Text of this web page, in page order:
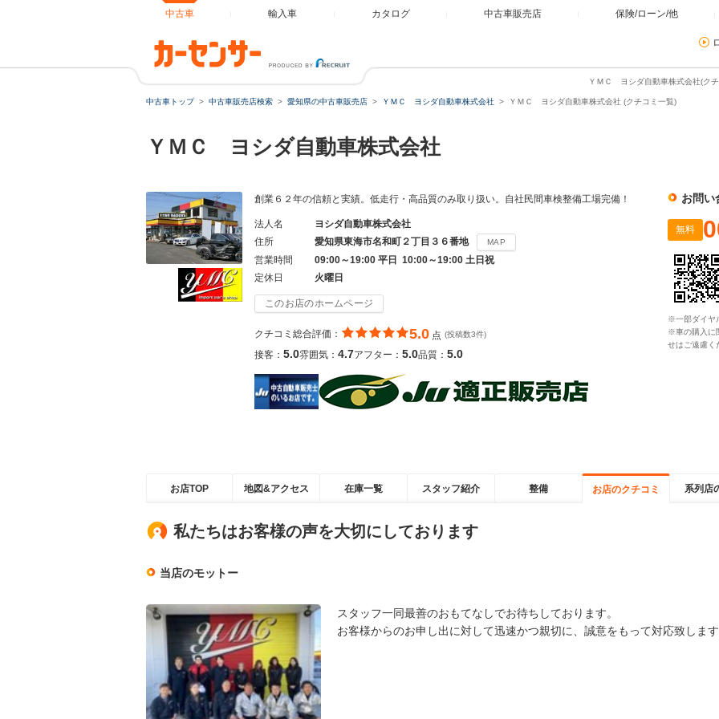
中古車 輸入車 カタログ 中古車販売店 保険/ローン/他
ＹＭＣ ヨシダ自動車株式会社(ク
中古車トップ 中古車販売店検索 愛知県の中古車販売店 ＹＭＣ ヨシダ自動車株式会社 ＹＭＣ ヨシダ自動車株式会社 (クチコミ一覧)
ＹＭＣ ヨシダ自動車株式会社
創業６２年の信頼と実績。低走行・高品質のみ取り扱い。自社民間車検整備工場完備！
法人名
ヨシダ自動車株式会社
住所
愛知県東海市名和町２丁目３６番地 MAP
営業時間
09:00～19:00 平日 10:00～19:00 土日祝
定休日
火曜日
このお店のホームページ
クチコミ総合評価： 5.0 点 (投稿数3件)
接客： 5.0雰囲気： 4.7アフター： 5.0品質： 5.0
お問い
無料
※一部ダイヤ
※車の購入に
せはご遠慮く
お店TOP 地図&アクセス 在庫一覧 スタッフ紹介 整備 お店のクチコミ 系列店
私たちはお客様の声を大切にしております
当店のモットー
スタッフ一同最善のおもてなしでお待ちしております。
お客様からのお申し出に対して迅速かつ親切に、誠意をもって対応致します